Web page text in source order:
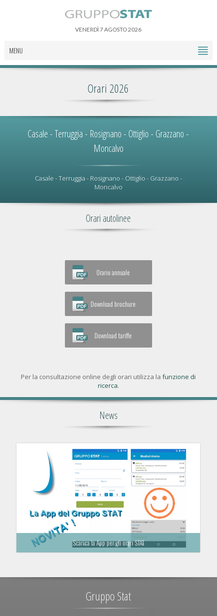
VENERDÌ 7 AGOSTO 2026
MENU
Orari 2026
Casale - Terruggia - Rosignano - Ottiglio - Grazzano -
Moncalvo
Casale - Terruggia - Rosignano - Ottiglio - Grazzano -
Moncalvo
Orari autolinee
Orario annuale
Download brochure
Download tariffe
Per la consultazione online degli orari utilizza lafunzione di
ricerca.
News
Scarica la App per gli orari STAT
Gruppo Stat